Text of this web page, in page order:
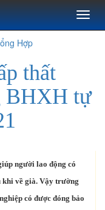
Toggle
Hợp
thất
BHXH tự
người lao động có
khi về già. Vậy trường
có được đóng bảo